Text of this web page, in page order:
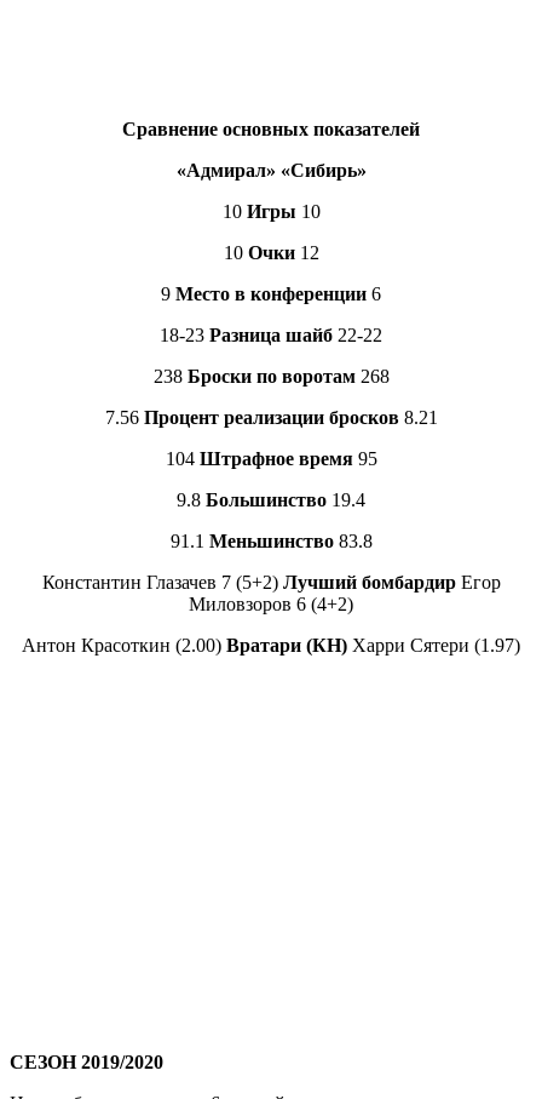
Сравнение основных показателей
«Адмирал» «Сибирь»
10Игры 10
10 Очки12
9 Место в конференции 6
18-23 Разница шайб 22-22
238Броски по воротам 268
7.56Процент реализации бросков8.21
104Штрафное время 95
9.8 Большинство 19.4
91.1 Меньшинство83.8
Константин Глазачев 7 (5+2) Лучший бомбардир Егор
Миловзоров 6 (4+2)
Антон Красоткин (2.00) Вратари (КН) Харри Сятери (1.97)
СЕЗОН 2019/2020